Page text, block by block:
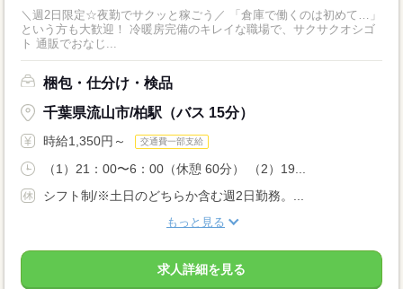
＼週2日限定☆夜勤でサクッと稼ごう／ 「倉庫で働くのは初めて…」
という方も大歓迎！ 冷暖房完備のキレイな職場で、サクサクオシゴ
ト 通販でおなじ...
梱包・仕分け・検品
千葉県流山市/柏駅（バス 15分）
時給1,350円～ 交通費一部支給
（1）21：00〜6：00（休憩 60分） （2）19...
シフト制/※土日のどちらか含む週2日勤務。...
もっと見る
求人詳細を見る